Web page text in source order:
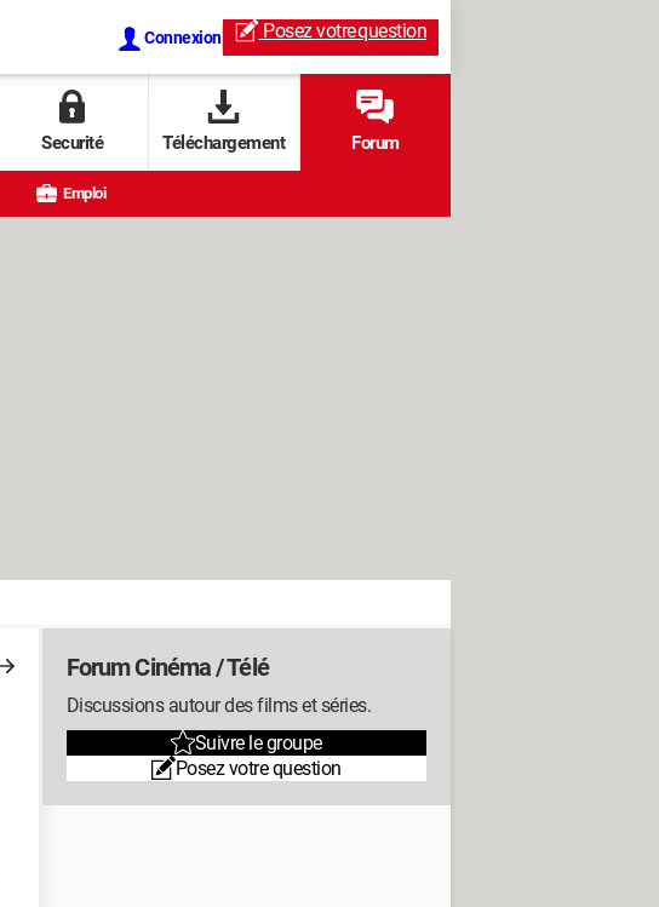
Connexion Posez votrequestion
Securité Téléchargement Forum
Emploi
Forum Cinéma / Télé
Discussions autour des films et séries.
Suivre le groupe
Posez votre question